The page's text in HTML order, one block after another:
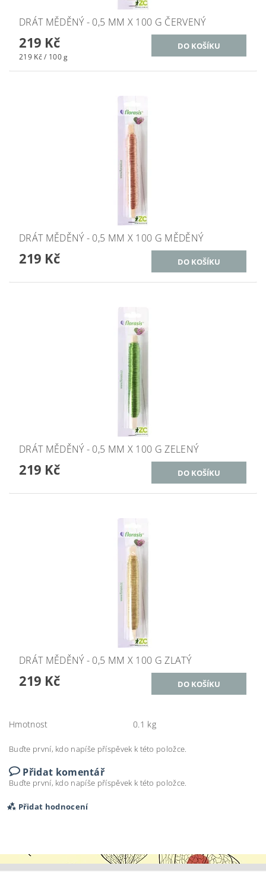
DRÁT MĚDĚNÝ - 0,5 MM X 100 G ČERVENÝ
219 Kč
219 Kč / 100 g
DRÁT MĚDĚNÝ - 0,5 MM X 100 G MĚDĚNÝ
219 Kč
DRÁT MĚDĚNÝ - 0,5 MM X 100 G ZELENÝ
219 Kč
DRÁT MĚDĚNÝ - 0,5 MM X 100 G ZLATÝ
219 Kč
Hmotnost 0.1 kg
Buďte první, kdo napíše příspěvek k této položce.
Přidat komentář
Buďte první, kdo napíše příspěvek k této položce.
Přidat hodnocení